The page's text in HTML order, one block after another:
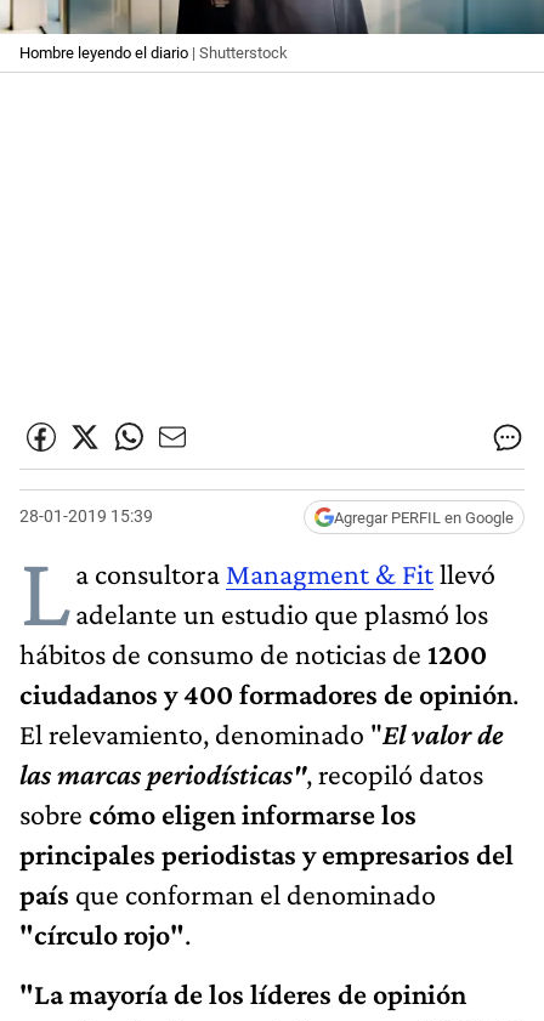
Hombre leyendo el diario | Shutterstock
28-01-2019 15:39 Agregar PERFIL en Google
La consultora Managment & Fitllevó
adelante un estudio que plasmó los
hábitos de consumo de noticias de 1200
ciudadanos y 400 formadores de opinión.
El relevamiento, denominado "El valor de
las marcas periodísticas", recopiló datos
sobre cómo eligen informarse los
principales periodistas y empresarios del
país que conforman el denominado
"círculo rojo".
"La mayoría de los líderes de opinión